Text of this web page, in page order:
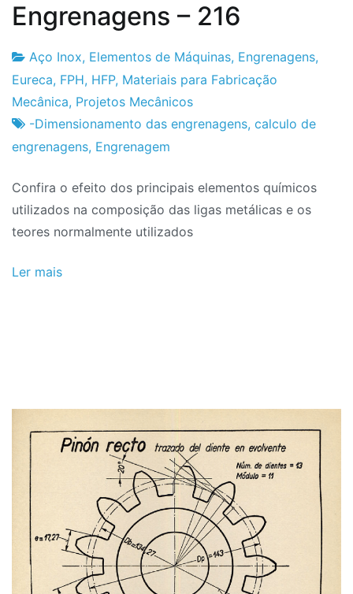
Engrenagens – 216
Fabrica
do
Projeto
23
de
Fevereiro
de
Aço Inox, Elementos de Máquinas, Engrenagens,
Eureca, FPH, HFP, Materiais para Fabricação
Mecânica, Projetos Mecânicos
-Dimensionamento das engrenagens, calculo de
engrenagens, Engrenagem
Confira o efeito dos principais elementos químicos
utilizados na composição das ligas metálicas e os
teores normalmente utilizados
Ler mais